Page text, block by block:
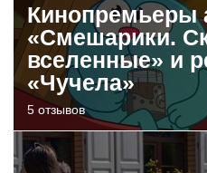
Кинопремьеры
«Смешарики.
вселенные» и
«Чучела»
5 отзывов